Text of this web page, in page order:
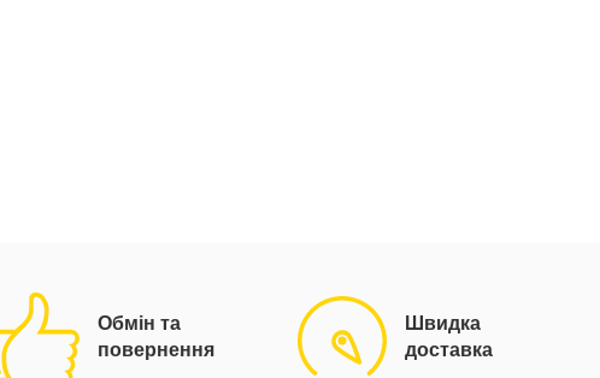
Обмін та
повернення
Швидка
доставка